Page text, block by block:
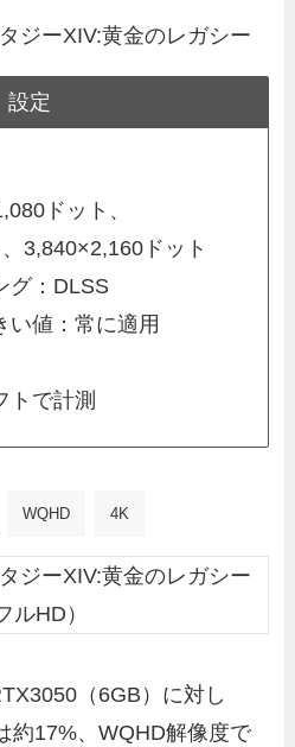
設定
ドット、
3,840×2,160ドット
グ：DLSS
い値：常に適用
で計測
WQHD 4K
（6GB）に対し
約17%、WQHD解像度で